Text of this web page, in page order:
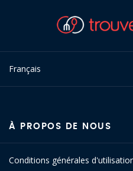
Français
À PROPOS DE NOUS
Conditions générales